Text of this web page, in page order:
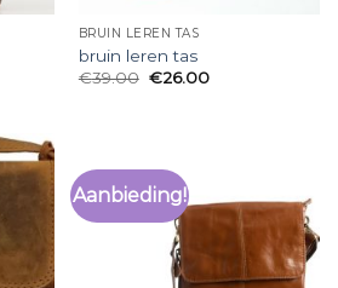
BRUIN LEREN TAS
bruin leren tas
€39.00 €26.00
Aanbieding!